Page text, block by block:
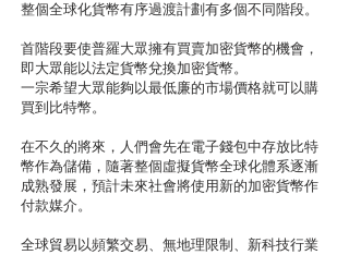
整個全球化貨幣有序過渡計劃有多個不同階段。
首階段要使普羅大眾擁有買賣加密貨幣的機會，
即大眾能以法定貨幣兌換加密貨幣。
一宗希望大眾能夠以最低廉的市場價格就可以購
買到比特幣。
在不久的將來，人們會先在電子錢包中存放比特
幣作為儲備，隨著整個虛擬貨幣全球化體系逐漸
成熟發展，預計未來社會將使用新的加密貨幣作
付款媒介。
全球貿易以頻繁交易、無地理限制、新科技行業